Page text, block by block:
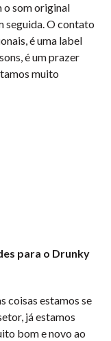
o som original
seguida. O contato
é uma label
é um prazer
muito
para o Drunky
coisas estamos se
já estamos
bom e novo ao